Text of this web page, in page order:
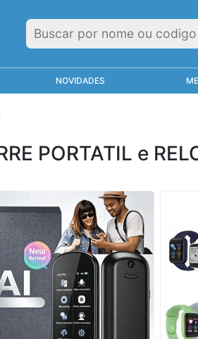
NOVIDADES
PORTATIL e